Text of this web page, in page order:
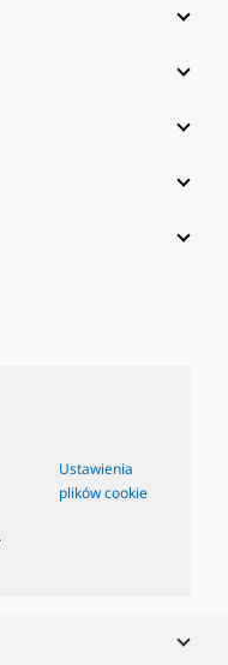
Ustawienia
plików cookie